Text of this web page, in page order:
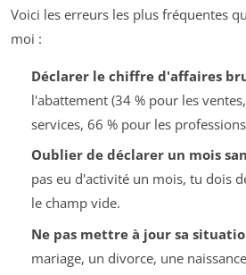
Voici les erreurs les plus fréquentes
moi :
Déclarer le chiffre d'affaires
l'abattement (34 % pour les
services, 66 % pour les
Oublier de déclarer un mois
pas eu d'activité un mois, tu dois
le champ vide.
Ne pas mettre à jour sa
mariage, un divorce, une